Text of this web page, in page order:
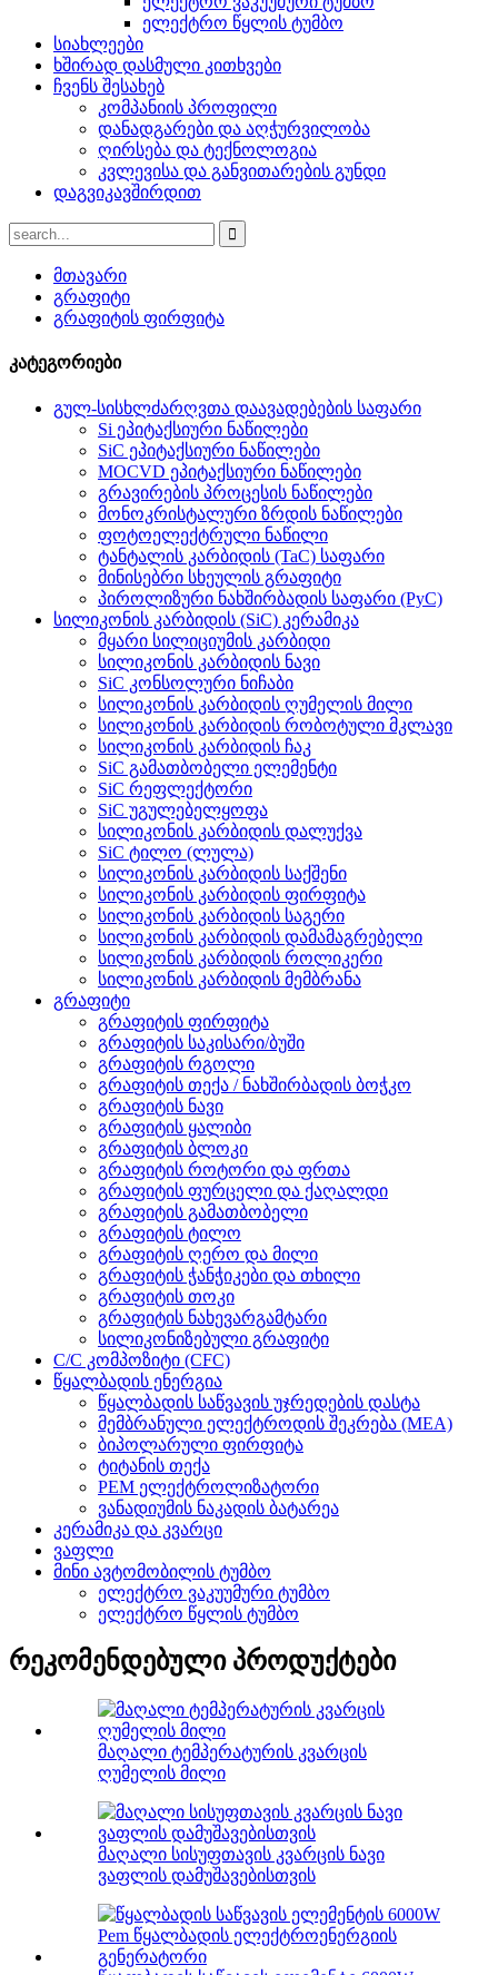
ელექტრო წყლის ტუმბო
სიახლეები
ხშირად დასმული კითხვები
ჩვენს შესახებ
კომპანიის პროფილი
დანადგარები და აღჭურვილობა
ღირსება და ტექნოლოგია
კვლევისა და განვითარების გუნდი
დაგვიკავშირდით
მთავარი
გრაფიტი
გრაფიტის ფირფიტა
კატეგორიები
გულ-სისხლძარღვთა დაავადებების საფარი
Si ეპიტაქსიური ნაწილები
SiC ეპიტაქსიური ნაწილები
MOCVD ეპიტაქსიური ნაწილები
გრავირების პროცესის ნაწილები
მონოკრისტალური ზრდის ნაწილები
ფოტოელექტრული ნაწილი
ტანტალის კარბიდის (TaC) საფარი
მინისებრი სხეულის გრაფიტი
პიროლიზური ნახშირბადის საფარი (PyC)
სილიკონის კარბიდის (SiC) კერამიკა
მყარი სილიციუმის კარბიდი
სილიკონის კარბიდის ნავი
SiC კონსოლური ნიჩაბი
სილიკონის კარბიდის ღუმელის მილი
სილიკონის კარბიდის რობოტული მკლავი
სილიკონის კარბიდის ჩაკ
SiC გამათბობელი ელემენტი
SiC რეფლექტორი
SiC უგულებელყოფა
სილიკონის კარბიდის დალუქვა
SiC ტილო (ლულა)
სილიკონის კარბიდის საქშენი
სილიკონის კარბიდის ფირფიტა
სილიკონის კარბიდის საგერი
სილიკონის კარბიდის დამამაგრებელი
სილიკონის კარბიდის როლიკერი
სილიკონის კარბიდის მემბრანა
გრაფიტი
გრაფიტის ფირფიტა
გრაფიტის საკისარი/ბუში
გრაფიტის რგოლი
გრაფიტის თექა / ნახშირბადის ბოჭკო
გრაფიტის ნავი
გრაფიტის ყალიბი
გრაფიტის ბლოკი
გრაფიტის როტორი და ფრთა
გრაფიტის ფურცელი და ქაღალდი
გრაფიტის გამათბობელი
გრაფიტის ტილო
გრაფიტის ღერო და მილი
გრაფიტის ჭანჭიკები და თხილი
გრაფიტის თოკი
გრაფიტის ნახევარგამტარი
სილიკონიზებული გრაფიტი
C/C კომპოზიტი (CFC)
წყალბადის ენერგია
წყალბადის საწვავის უჯრედების დასტა
მემბრანული ელექტროდის შეკრება (MEA)
ბიპოლარული ფირფიტა
ტიტანის თექა
PEM ელექტროლიზატორი
ვანადიუმის ნაკადის ბატარეა
კერამიკა და კვარცი
ვაფლი
მინი ავტომობილის ტუმბო
ელექტრო ვაკუუმური ტუმბო
ელექტრო წყლის ტუმბო
რეკომენდებული პროდუქტები
მაღალი ტემპერატურის კვარცის
ღუმელის მილი
მაღალი სისუფთავის კვარცის ნავი
ვაფლის დამუშავებისთვის